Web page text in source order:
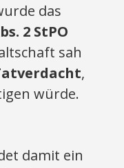
das
2 StPO
sah
,
würde.
damit ein